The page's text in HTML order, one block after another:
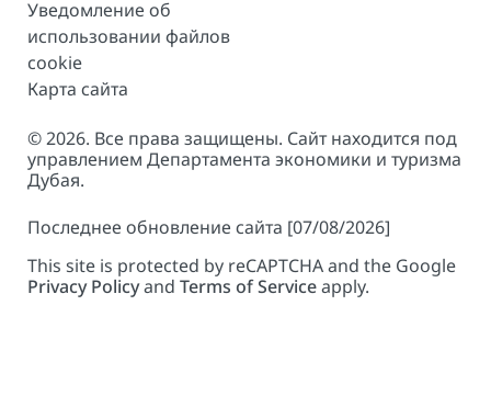
Уведомление об
использовании файлов
cookie
Карта сайта
© 2026. Все права защищены. Сайт находится под
управлением Департамента экономики и туризма
Дубая.
Последнее обновление сайта [07/08/2026]
This site is protected by reCAPTCHA and the Google
Privacy Policyand Terms of Serviceapply.